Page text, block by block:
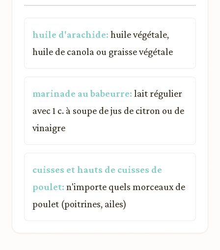
huile d'arachide: huile végétale,
huile de canola ou graisse végétale
marinade au babeurre: lait régulier
avec 1 c. à soupe de jus de citron ou de
vinaigre
cuisses et hauts de cuisses de
poulet: n'importe quels morceaux de
poulet (poitrines, ailes)